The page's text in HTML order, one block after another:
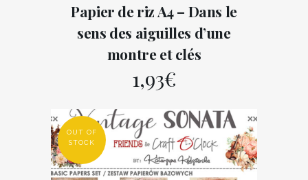
Papier de riz A4 – Dans le
sens des aiguilles d’une
montre et clés
1,93€
OUT OF
STOCK